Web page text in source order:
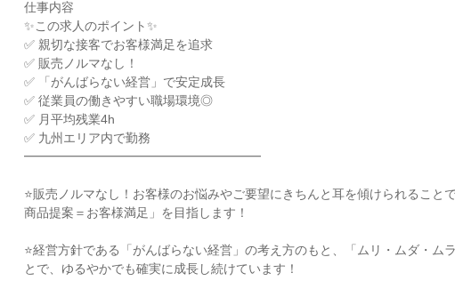
仕事内容
✨この求人のポイント✨
✅ 親切な接客でお客様満足を追求
✅ 販売ノルマなし！
✅ 「がんばらない経営」で安定成長
✅ 従業員の働きやすい職場環境◎
✅ 月平均残業4h
✅ 九州エリア内で勤務
━━━━━━━━━━━━━━━━━━━
⭐販売ノルマなし！お客様のお悩みやご要望にきちんと耳を傾けられること
商品提案＝お客様満足」を目指します！
⭐経営方針である「がんばらない経営」の考え方のもと、「ムリ・ムダ・ム
とで、ゆるやかでも確実に成長し続けています！